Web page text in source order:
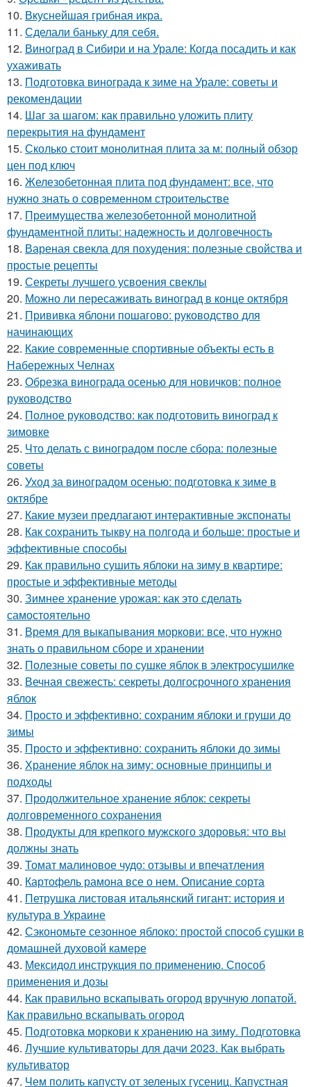
10. Вкуснейшая грибная икра.
11. Сделали баньку для себя.
12. Виноград в Сибири и на Урале: Когда посадить и как
ухаживать
13. Подготовка винограда к зиме на Урале: советы и
рекомендации
14. Шаг за шагом: как правильно уложить плиту
перекрытия на фундамент
15. Сколько стоит монолитная плита за м: полный обзор
цен под ключ
16. Железобетонная плита под фундамент: все, что
нужно знать о современном строительстве
17. Преимущества железобетонной монолитной
фундаментной плиты: надежность и долговечность
18. Вареная свекла для похудения: полезные свойства и
простые рецепты
19. Секреты лучшего усвоения свеклы
20. Можно ли пересаживать виноград в конце октября
21. Прививка яблони пошагово: руководство для
начинающих
22. Какие современные спортивные объекты есть в
Набережных Челнах
23. Обрезка винограда осенью для новичков: полное
руководство
24. Полное руководство: как подготовить виноград к
зимовке
25. Что делать с виноградом после сбора: полезные
советы
26. Уход за виноградом осенью: подготовка к зиме в
октябре
27. Какие музеи предлагают интерактивные экспонаты
28. Как сохранить тыкву на полгода и больше: простые и
эффективные способы
29. Как правильно сушить яблоки на зиму в квартире:
простые и эффективные методы
30. Зимнее хранение урожая: как это сделать
самостоятельно
31. Время для выкапывания моркови: все, что нужно
знать о правильном сборе и хранении
32. Полезные советы по сушке яблок в электросушилке
33. Вечная свежесть: секреты долгосрочного хранения
яблок
34. Просто и эффективно: сохраним яблоки и груши до
зимы
35. Просто и эффективно: сохранить яблоки до зимы
36. Хранение яблок на зиму: основные принципы и
подходы
37. Продолжительное хранение яблок: секреты
долговременного сохранения
38. Продукты для крепкого мужского здоровья: что вы
должны знать
39. Томат малиновое чудо: отзывы и впечатления
40. Картофель рамона все о нем. Описание сорта
41. Петрушка листовая итальянский гигант: история и
культура в Украине
42. Сэкономьте сезонное яблоко: простой способ сушки в
домашней духовой камере
43. Мексидол инструкция по применению. Способ
применения и дозы
44. Как правильно вскапывать огород вручную лопатой.
Как правильно вскапывать огород
45. Подготовка моркови к хранению на зиму. Подготовка
46. Лучшие культиваторы для дачи 2023. Как выбрать
культиватор
47. Чем полить капусту от зеленых гусениц. Капустная